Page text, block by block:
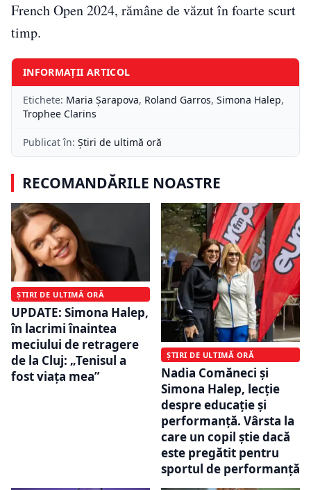
French Open 2024, rămâne de văzut în foarte scurt
timp.
INFORMAȚII ARTICOL
Etichete: Maria Șarapova, Roland Garros, Simona Halep,
Trophee Clarins
Publicat în: Știri de ultimă oră
RECOMANDĂRILE NOASTRE
ȘTIRI DE ULTIMĂ ORĂ
UPDATE: Simona Halep,
în lacrimi înaintea
meciului de retragere
de la Cluj: „Tenisul a
fost viața mea”
ȘTIRI DE ULTIMĂ ORĂ
Nadia Comăneci și
Simona Halep, lecție
despre educație și
performanță. Vârsta la
care un copil știe dacă
este pregătit pentru
sportul de performanță